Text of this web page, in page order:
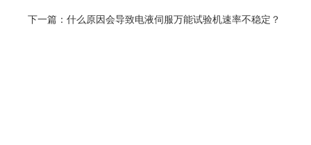
下一篇： 什么原因会导致电液伺服万能试验机速率不稳定？